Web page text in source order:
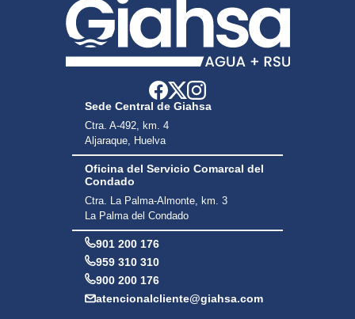
Sede Central de Giahsa
Ctra. A-492, km. 4
Aljaraque, Huelva
Oficina del Servicio Comarcal del
Condado
Ctra. La Palma-Almonte, km. 3
La Palma del Condado
901 200 176
959 310 310
900 200 176
atencionalcliente@giahsa.com